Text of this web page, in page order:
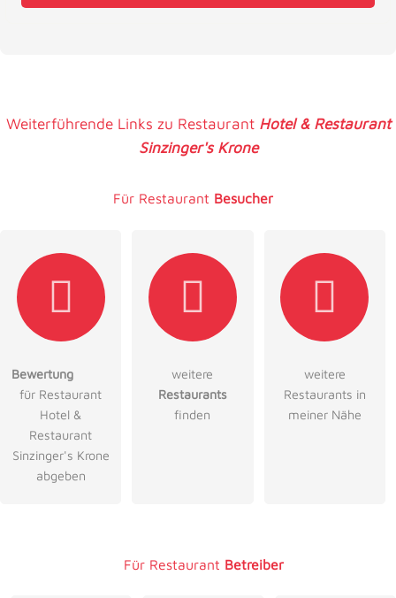
Die Datenschutzerklärunghabe ich zur Kenntnis genommen.
öffentliche Frage stellen
Hinweis:Bitte beachten Sie, öffentliche Fragen sind
Weiterführende Links zu Restaurant Hotel & Restaurant
Sinzinger's Krone
Für Restaurant Besucher
Bewertung
für Restaurant
Hotel &
Restaurant
Sinzinger's Krone
abgeben
weitere
Restaurants
finden
weitere
Restaurants in
meiner Nähe
Für Restaurant Betreiber